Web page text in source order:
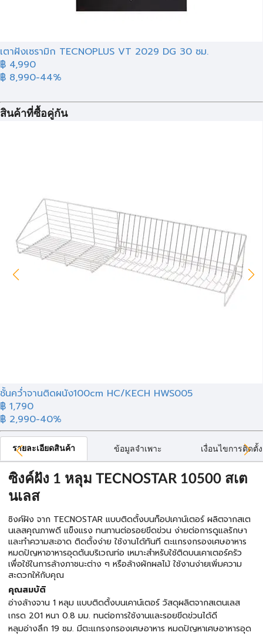
เตาฝังเซรามิก TECNOPLUS VT 2029 DG 30 ซม.
฿ 4,990
฿ 8,990-44%
สินค้าที่ซื้อคู่กัน
ชั้นคว่ำจานติดผนัง100cm HC/KECH HWS005
฿ 1,790
฿ 2,990-40%
รายละเอียดสินค้า ข้อมูลจำเพาะ เงื่อนไขการติดตั้ง
ซิงค์ฝัง 1 หลุม TECNOSTAR 10500 สเต
นเลส
ซิงค์ฝัง จาก TECNOSTAR แบบติดตั้งบนท็อปเคาน์เตอร์ ผลิตจากสเต
นเลสคุณภาพดี แข็งแรง ทนทานต่อรอยขีดข่วน ง่ายต่อการดูแลรักษา
และทำความสะอาด ติดตั้งง่าย ใช้งานได้ทันที ตะแกรงกรองเศษอาหาร
หมดปัญหาอาหารอุดตันบริเวณท่อ เหมาะสำหรับใช้ติดบนเคาเตอร์ครัว
เพื่อใช้ในการล้างภาชนะต่าง ๆ หรือล้างผักผลไม้ ใช้งานง่ายเพิ่มความ
สะดวกให้กับคุณ
คุณสมบัติ
อ่างล้างจาน 1 หลุม แบบติดตั้งบนเคาน์เตอร์ วัสดุผลิตจากสเตนเลส
เกรด 201 หนา 0.8 มม. ทนต่อการใช้งานและรอยขีดข่วนได้ดี
หลุมอ่างลึก 19 ซม. มีตะแกรงกรองเศษอาหาร หมดปัญหาเศษอาหารอุด